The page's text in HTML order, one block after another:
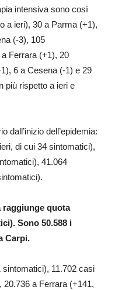
intensiva sono così
a ieri), 30 a Parma (+1),
(-3), 105
Ferrara (+1), 20
6 a Cesena (-1) e 29
più rispetto a ieri e
dall’inizio dell’epidemia:
di cui 34 sintomatici),
41.064
raggiunge quota
Sono 50.588 i
Carpi.
11.702 casi
a Ferrara (+141,